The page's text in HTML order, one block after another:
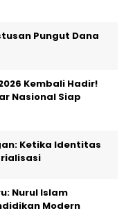
Pungut Dana
Kembali Hadir!
Nasional Siap
Ketika Identitas
Nurul Islam
Modern